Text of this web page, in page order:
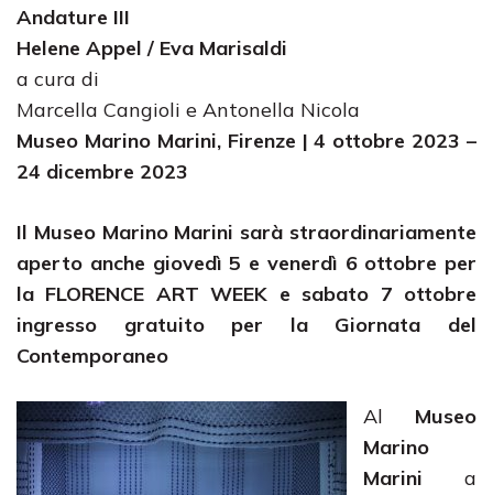
Andature III
Helene Appel / Eva Marisaldi
a cura di
Marcella Cangioli e Antonella Nicola
Museo Marino Marini, Firenze | 4 ottobre 2023 –
24 dicembre 2023
Il Museo Marino Marini sarà straordinariamente
aperto anche giovedì 5 e venerdì 6 ottobre per
la FLORENCE ART WEEK e sabato 7 ottobre
ingresso gratuito per la Giornata del
Contemporaneo
Al Museo
Marino
Marini a